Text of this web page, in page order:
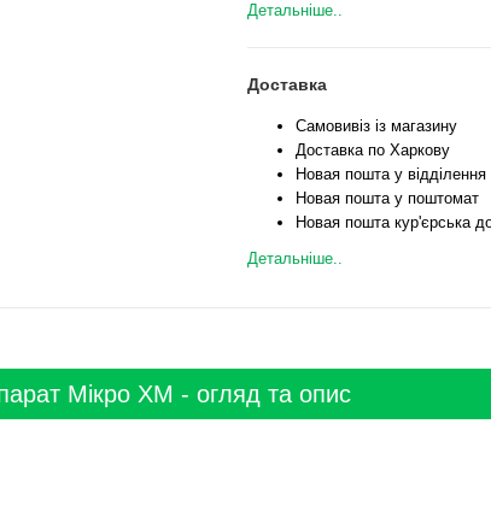
Детальніше..
Доставка
Самовивіз із магазину
Доставка по Харкову
Новая пошта у відділення
Новая пошта у поштомат
Новая пошта кур'єрська
Детальніше..
Мікро ХМ - огляд та опис